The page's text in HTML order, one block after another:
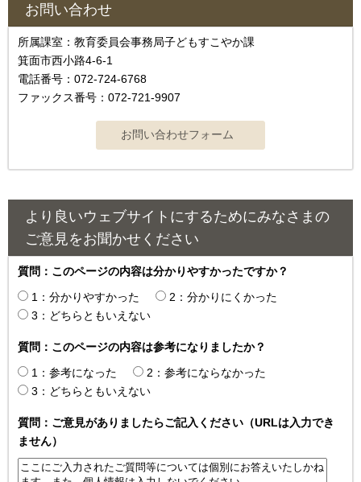
お問い合わせ
所属課室：教育委員会事務局子どもすこやか課
箕面市西小路4‐6‐1
電話番号：072-724-6768
ファックス番号：072-721-9907
より良いウェブサイトにするためにみなさまの
ご意見をお聞かせください
質問：このページの内容は分かりやすかったですか？
1：分かりやすかった
2：分かりにくかった
3：どちらともいえない
質問：このページの内容は参考になりましたか？
1：参考になった
2：参考にならなかった
3：どちらともいえない
質問：ご意見がありましたらご記入ください（URLは入力でき
ません）